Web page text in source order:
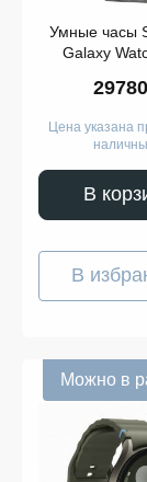
Умные часы
Galaxy
Цена указана
В
В
Можно в